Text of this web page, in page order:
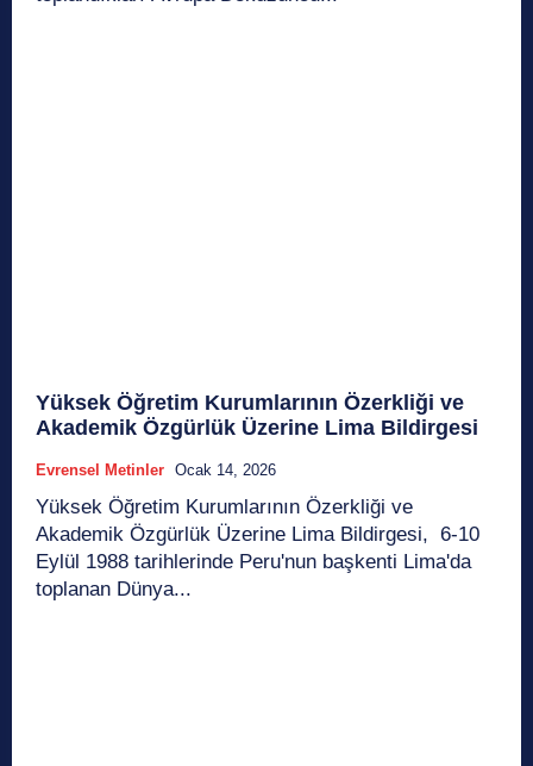
Yüksek Öğretim Kurumlarının Özerkliği ve
Akademik Özgürlük Üzerine Lima Bildirgesi
Evrensel Metinler Ocak 14, 2026
Yüksek Öğretim Kurumlarının Özerkliği ve
Akademik Özgürlük Üzerine Lima Bildirgesi, 6-10
Eylül 1988 tarihlerinde Peru'nun başkenti Lima'da
toplanan Dünya...